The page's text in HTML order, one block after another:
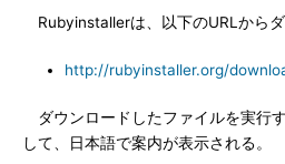
Rubyinstallerは、以下のURLからダ
http://rubyinstaller.org/
ダウンロードしたファイルを実行
して、日本語で案内が表示される。